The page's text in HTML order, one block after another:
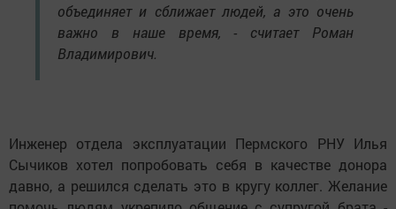
объединяет и сближает людей, а это очень
важно в наше время, - считает Роман
Владимирович.
Инженер отдела эксплуатации Пермского РНУ Илья
Сычиков хотел попробовать себя в качестве донора
давно, а решился сделать это в кругу коллег. Желание